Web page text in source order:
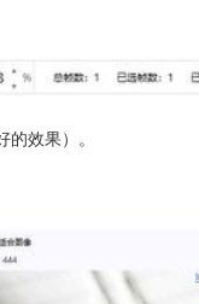
效果）。